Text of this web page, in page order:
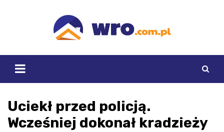
Uciekł przed policją.
Wcześniej dokonał kradzieży